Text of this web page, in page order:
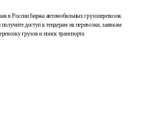
в России биржа автомобильных грузоперевозок.
получите доступ к тендерам на перевозки, заявкам
грузов и поиск транспорта